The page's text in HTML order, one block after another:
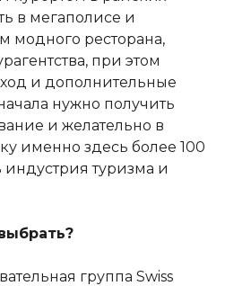
в мегаполисе и
модного ресторана,
при этом
и дополнительные
нужно получить
и желательно в
именно здесь более 100
индустрия туризма и
группа Swiss